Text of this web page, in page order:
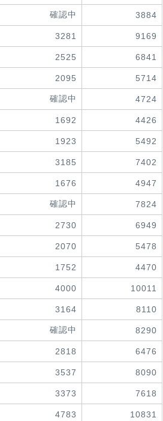
確認中 3884
3281 9169
2525 6841
2095 5714
確認中 4724
1692 4426
1923 5492
3185 7402
1676 4947
確認中 7824
2730 6949
2070 5478
1752 4470
4000 10011
3164 8110
確認中 8290
2818 6476
3537 8090
3373 7618
4783 10831